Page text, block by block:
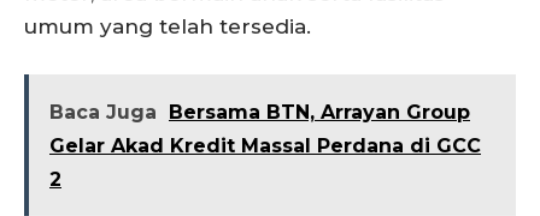
umum yang telah tersedia.
Baca Juga
Bersama BTN, Arrayan Group
Gelar Akad Kredit Massal Perdana di GCC
2